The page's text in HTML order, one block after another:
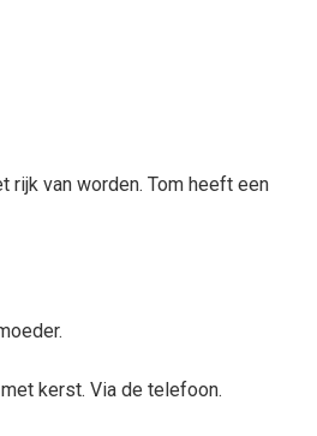
rijk van worden. Tom heeft een
kerst. Via de telefoon.